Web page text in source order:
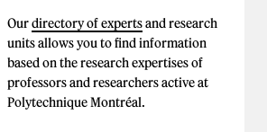
Ourdirectory of expertsand research
units allows you to find information
based on the research expertises of
professors and researchers active at
Polytechnique Montréal.